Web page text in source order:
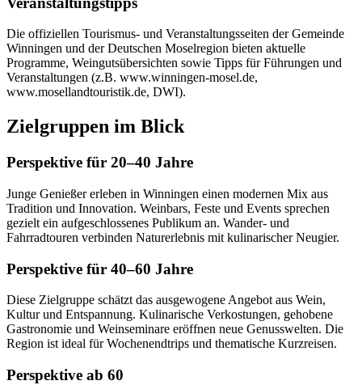
Die offiziellen Tourismus- und Veranstaltungsseiten der Gemeinde
Winningen und der Deutschen Moselregion bieten aktuelle
Programme, Weingutsübersichten sowie Tipps für Führungen und
Veranstaltungen (z.B. www.winningen-mosel.de,
www.mosellandtouristik.de, DWI).
Zielgruppen im Blick
Perspektive für 20–40 Jahre
Junge Genießer erleben in Winningen einen modernen Mix aus
Tradition und Innovation. Weinbars, Feste und Events sprechen
gezielt ein aufgeschlossenes Publikum an. Wander- und
Fahrradtouren verbinden Naturerlebnis mit kulinarischer Neugier.
Perspektive für 40–60 Jahre
Diese Zielgruppe schätzt das ausgewogene Angebot aus Wein,
Kultur und Entspannung. Kulinarische Verkostungen, gehobene
Gastronomie und Weinseminare eröffnen neue Genusswelten. Die
Region ist ideal für Wochenendtrips und thematische Kurzreisen.
Perspektive ab 60